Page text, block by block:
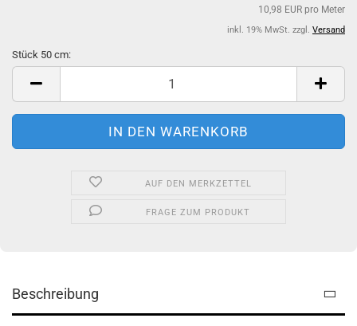
10,98 EUR pro Meter
inkl. 19% MwSt. zzgl. Versand
Stück 50 cm:
Stück
cm
AUF DEN MERKZETTEL
FRAGE ZUM PRODUKT
Beschreibung